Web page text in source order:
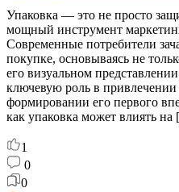
Упаковка — это не просто
мощный инструмент
Современные потребители
покупке, основываясь не
его визуальном
ключевую роль в
формировании его первого
как упаковка может влиять
1
0
0